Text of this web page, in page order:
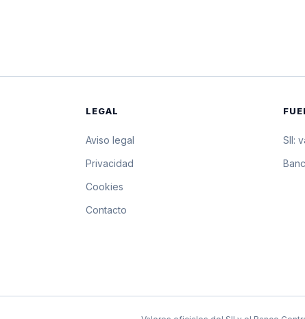
57.289,8 pesos por 10
LEGAL
Aviso legal
Privacidad
Cookies
Contacto
SII: